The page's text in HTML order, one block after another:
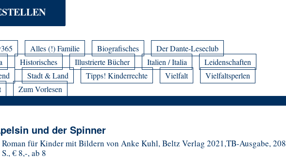
Alles (!) Familie Biografisches
Der Dante-Leseclub
Historisches Illustrierte Bücher Italien / Italia
Leidenschaften
Stadt & Land Tipps! Kinderrechte Vielfalt
Vielfaltsperlen
Zum Vorlesen
und der Spinner
Roman für Kinder mit Bildern von Anke Kuhl, Beltz Verlag 2021,TB-Ausgabe, 208
S., € 8,-, ab 8